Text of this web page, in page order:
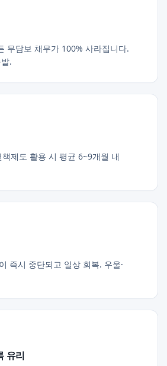
무담보 채무가 100% 사라집니다.
.
제도 활용 시 평균 6~9개월 내
즉시 중단되고 일상 회복. 우울·
유리